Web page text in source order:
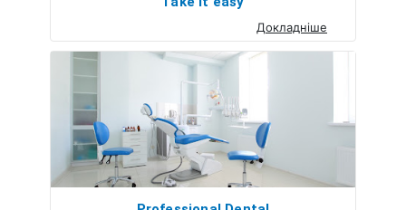
Докладніше